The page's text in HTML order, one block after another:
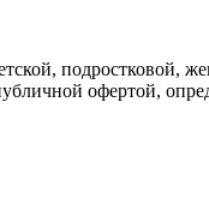
подростковой,
офертой,